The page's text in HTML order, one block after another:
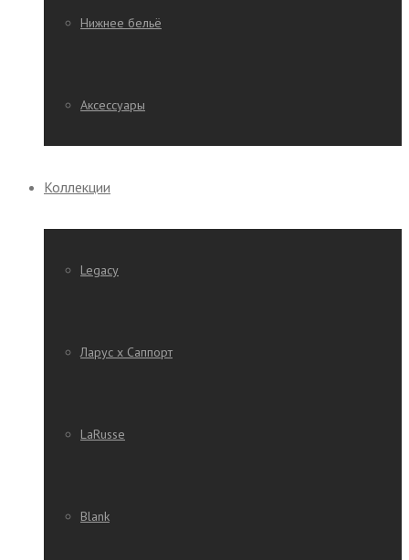
Нижнее бельё
Аксессуары
Коллекции
Legacy
Ларус х Саппорт
LaRusse
Blank